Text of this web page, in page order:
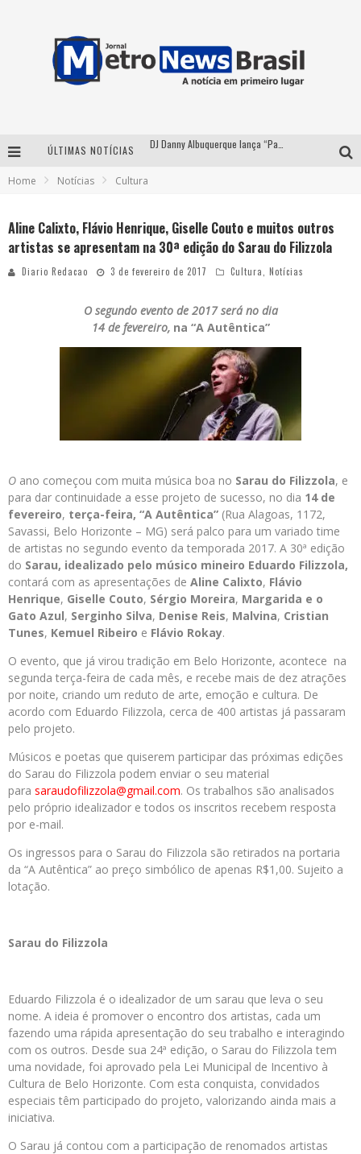
ÚLTIMAS NOTÍCIAS
Proibida anuncia retorno da Puro Malte Extra e consolida trajetória de democratização cervejeira no Brasil
Home Notícias Cultura
Aline Calixto, Flávio Henrique, Giselle Couto e muitos outros
artistas se apresentam na 30ª edição do Sarau do Filizzola
Diario Redacao 3 de fevereiro de 2017 Cultura Notícias
O segundo evento de 2017 será no dia
14 de fevereiro, na “A Autêntica”
O ano começou com muita música boa no Sarau do Filizzola, e
para dar continuidade a esse projeto de sucesso, no dia 14 de
fevereiro, terça-feira, “A Autêntica” (Rua Alagoas, 1172,
Savassi, Belo Horizonte – MG) será palco para um variado time
de artistas no segundo evento da temporada 2017. A 30ª edição
do Sarau, idealizado pelo músico mineiro Eduardo Filizzola,
contará com as apresentações de Aline Calixto, Flávio
Henrique, Giselle Couto, Sérgio Moreira, Margarida e o
Gato Azul, Serginho Silva, Denise Reis, Malvina, Cristian
Tunes, Kemuel Ribeiro e Flávio Rokay.
O evento, que já virou tradição em Belo Horizonte, acontece na
segunda terça-feira de cada mês, e recebe mais de dez atrações
por noite, criando um reduto de arte, emoção e cultura. De
acordo com Eduardo Filizzola, cerca de 400 artistas já passaram
pelo projeto.
Músicos e poetas que quiserem participar das próximas edições
do Sarau do Filizzola podem enviar o seu material
para saraudofilizzola@gmail.com. Os trabalhos são analisados
pelo próprio idealizador e todos os inscritos recebem resposta
por e-mail.
Os ingressos para o Sarau do Filizzola são retirados na portaria
da “A Autêntica” ao preço simbólico de apenas R$1,00. Sujeito a
lotação.
Sarau do Filizzola
Eduardo Filizzola é o idealizador de um sarau que leva o seu
nome. A ideia é promover o encontro dos artistas, cada um
fazendo uma rápida apresentação do seu trabalho e interagindo
com os outros. Desde sua 24ª edição, o Sarau do Filizzola tem
uma novidade, foi aprovado pela Lei Municipal de Incentivo à
Cultura de Belo Horizonte. Com esta conquista, convidados
especiais têm participado do projeto, valorizando ainda mais a
iniciativa.
O Sarau já contou com a participação de renomados artistas